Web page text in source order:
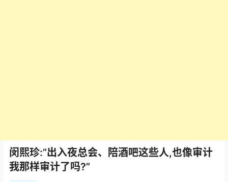
闵熙珍:”出入夜总会、陪酒吧这些人,也像审计
我那样审计了吗?”